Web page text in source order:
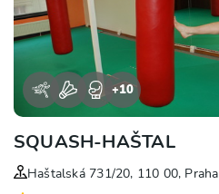
+10
SQUASH-HAŠTAL
Haštalská 731/20, 110 00, Praha